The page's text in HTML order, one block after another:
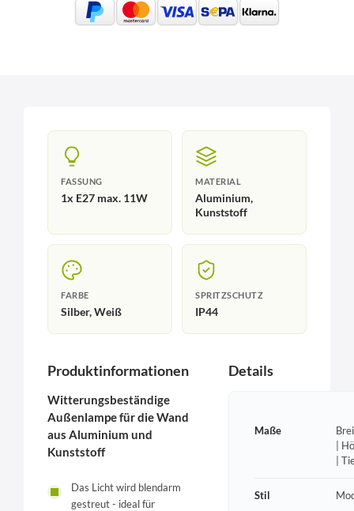
FASSUNG
1x E27 max. 11W
MATERIAL
Aluminium,
Kunststoff
FARBE
Silber, Weiß
SPRITZSCHUTZ
IP44
Produktinformationen
Witterungsbeständige
Außenlampe für die Wand
aus Aluminium und
Kunststoff
Das Licht wird blendarm
gestreut - ideal für
Details
Maße
|
|
Stil